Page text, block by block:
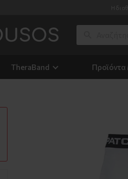
Η
TheraΒand